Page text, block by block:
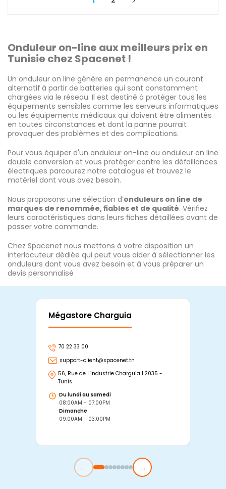
Onduleur on-line aux meilleurs prix en
Tunisie chez Spacenet !
Un onduleur on line génère en permanence un courant
alternatif à partir de batteries qui sont constamment
chargées via le réseau. Il est destiné à protéger tous les
équipements sensibles comme les serveurs informatiques
ou les équipements médicaux qui doivent être alimentés
en toutes circonstances et dont la panne pourrait
provoquer des problèmes et des complications.
Pour vous équiper d'un onduleur on-line ou onduleur on line
double conversion et vous protéger contre les défaillances
électriques parcourez notre catalogue et trouvez le
matériel dont vous avez besoin.
Nous proposons une sélection d’onduleurs on line de
marques de renommée, fiables et de qualité. Vérifiez
leurs caractéristiques dans leurs fiches détaillées avant de
passer votre commande.
Chez Spacenet nous mettons à votre disposition un
interlocuteur dédiée qui peut vous aider à sélectionner les
onduleurs dont vous avez besoin et à vous préparer un
devis personnalisé
Mégastore Charguia
70 22 33 00
support-client@spacenet.tn
56, Rue de L'industrie Charguia I 2035 -
Tunis
Du lundi au samedi
08:00AM - 07:00PM
Dimanche
09:00AM - 03:00PM
← →